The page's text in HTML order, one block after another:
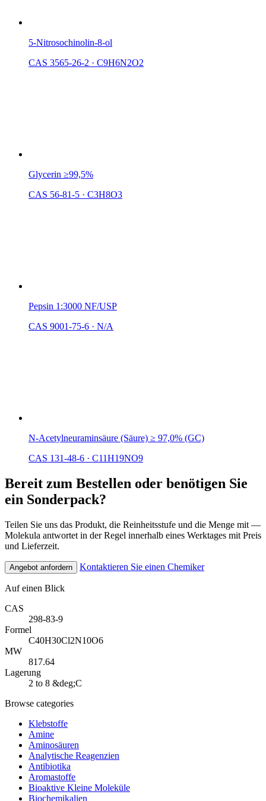
5-Nitrosochinolin-8-ol
CAS 3565-26-2 · C9H6N2O2
Glycerin ≥99,5%
CAS 56-81-5 · C3H8O3
Pepsin 1:3000 NF/USP
CAS 9001-75-6 · N/A
N-Acetylneuraminsäure (Säure) ≥ 97,0% (GC)
CAS 131-48-6 · C11H19NO9
Bereit zum Bestellen oder benötigen Sie
ein Sonderpack?
Teilen Sie uns das Produkt, die Reinheitsstufe und die Menge mit —
Molekula antwortet in der Regel innerhalb eines Werktages mit Preis
und Lieferzeit.
Angebot anfordern Kontaktieren Sie einen Chemiker
Auf einen Blick
CAS
298-83-9
Formel
C40H30Cl2N10O6
MW
817.64
Lagerung
2 to 8 &deg;C
Browse categories
Klebstoffe
Amine
Aminosäuren
Analytische Reagenzien
Antibiotika
Aromastoffe
Bioaktive Kleine Moleküle
Biochemikalien